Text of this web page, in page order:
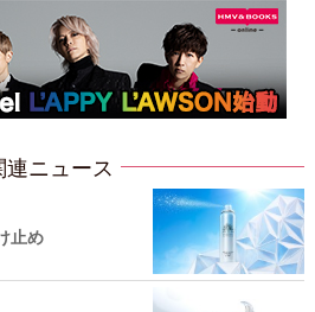
連ニュース
止め